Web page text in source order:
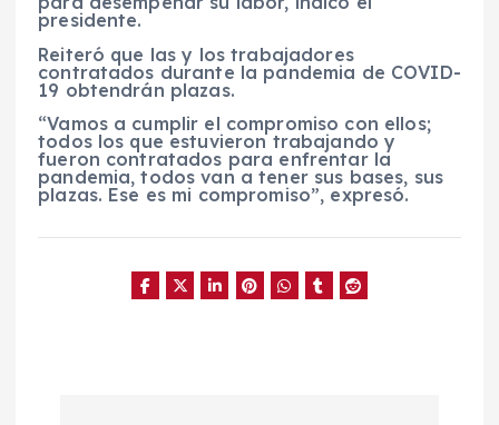
presidente.
Reiteró que las y los trabajadores
contratados durante la pandemia de COVID-
19 obtendrán plazas.
“Vamos a cumplir el compromiso con ellos;
todos los que estuvieron trabajando y
fueron contratados para enfrentar la
pandemia, todos van a tener sus bases, sus
plazas. Ese es mi compromiso”, expresó.